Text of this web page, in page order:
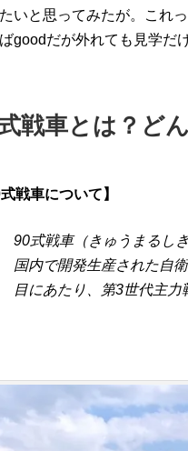
いと思ってみたが。これ
goodだが外れても見学だ
戦車とは？ど
式戦車について】
90式戦車（きゅうまるし
国内で開発生産された自
目にあたり、第3世代主力